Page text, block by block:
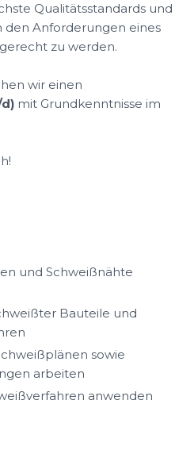
Qualitätsstandards und
den Anforderungen eines
zu werden.
wir einen
mit Grundkenntnisse im
und Schweißnähte
Bauteile und
sowie
arbeiten
anwenden